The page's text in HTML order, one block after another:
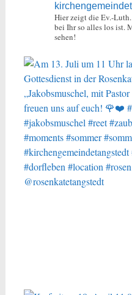
Hier zeigt die Ev.-
bei Ihr so alles los ist.
sehen!